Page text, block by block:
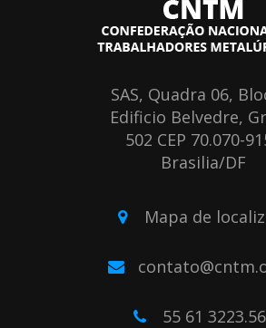
SAS, Quadra 06,
Edificio Belvedre,
502 CEP 70.070-
Brasilia/DF
Mapa de
55 61